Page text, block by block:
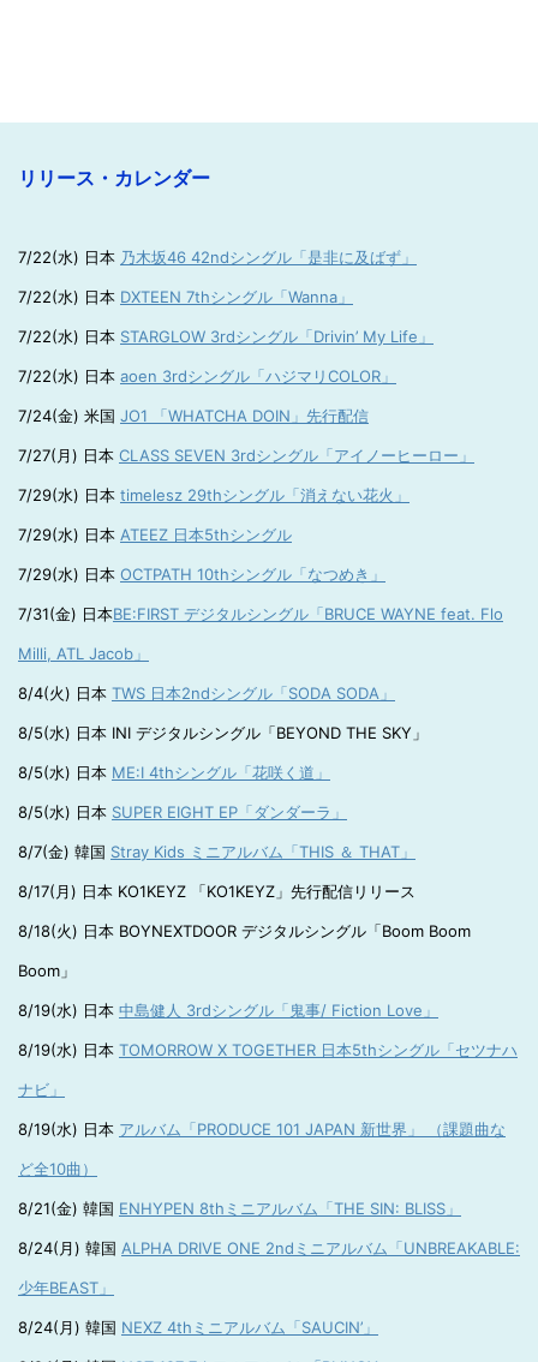
リリース・カレンダー
7/22(水) 日本 乃木坂46 42ndシングル「是非に及ばず」
7/22(水) 日本 DXTEEN 7thシングル「Wanna」
7/22(水) 日本 STARGLOW 3rdシングル「Drivin’ My Life」
7/22(水) 日本 aoen 3rdシングル「ハジマリCOLOR」
7/24(金) 米国 JO1 「WHATCHA DOIN」先行配信
7/27(月) 日本 CLASS SEVEN 3rdシングル「アイノーヒーロー」
7/29(水) 日本 timelesz 29thシングル「消えない花火」
7/29(水) 日本 ATEEZ 日本5thシングル
7/29(水) 日本 OCTPATH 10thシングル「なつめき」
7/31(金) 日本BE:FIRST デジタルシングル「BRUCE WAYNE feat. Flo
Milli, ATL Jacob」
8/4(火) 日本 TWS 日本2ndシングル「SODA SODA」
8/5(水) 日本 INI デジタルシングル「BEYOND THE SKY」
8/5(水) 日本 ME:I 4thシングル「花咲く道」
8/5(水) 日本 SUPER EIGHT EP「ダンダーラ」
8/7(金) 韓国 Stray Kids ミニアルバム「THIS ＆ THAT」
8/17(月) 日本 KO1KEYZ 「KO1KEYZ」先行配信リリース
8/18(火) 日本 BOYNEXTDOOR デジタルシングル「Boom Boom
Boom」
8/19(水) 日本 中島健人 3rdシングル「鬼事/ Fiction Love」
8/19(水) 日本 TOMORROW X TOGETHER 日本5thシングル「セツナハ
ナビ」
8/19(水) 日本 アルバム「PRODUCE 101 JAPAN 新世界」 （課題曲な
ど全10曲）
8/21(金) 韓国 ENHYPEN 8thミニアルバム「THE SIN: BLISS」
8/24(月) 韓国 ALPHA DRIVE ONE 2ndミニアルバム「UNBREAKABLE:
少年BEAST」
8/24(月) 韓国 NEXZ 4thミニアルバム「SAUCIN’」